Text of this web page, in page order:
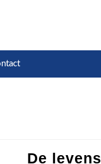
De